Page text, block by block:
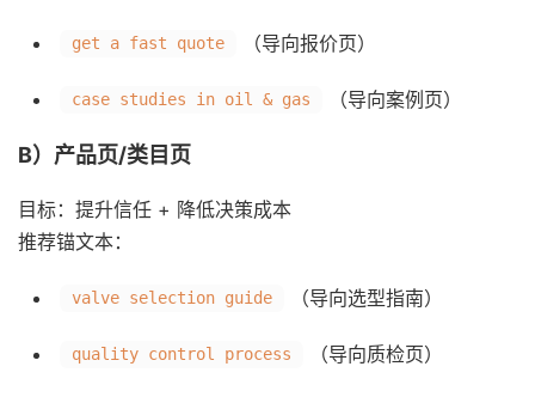
get a fast quote （导向报价页）
case studies in oil & gas （导向案例页）
B）产品页/类目页
目标：提升信任 + 降低决策成本
推荐锚文本：
valve selection guide （导向选型指南）
quality control process （导向质检页）